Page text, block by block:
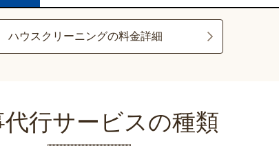
ハウスクリーニングの料金詳細
代行サービスの種類